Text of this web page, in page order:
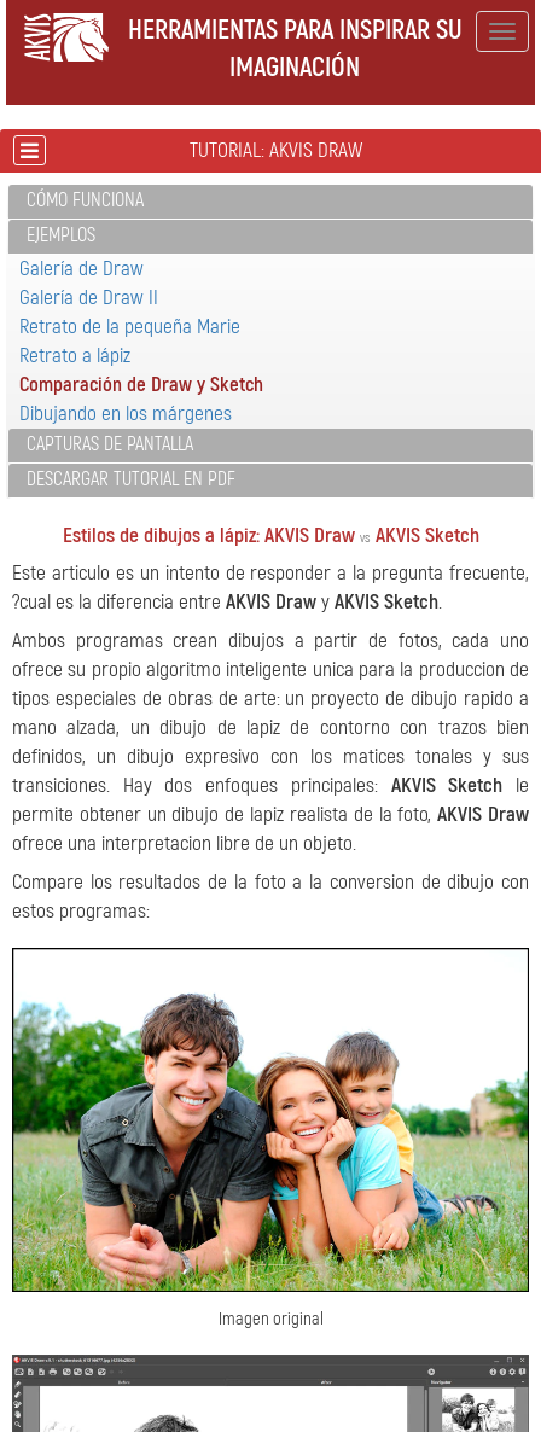
HERRAMIENTAS PARA INSPIRAR SU
IMAGINACIÓN
TUTORIAL: AKVIS DRAW
CÓMO FUNCIONA
EJEMPLOS
Galería de Draw
Galería de Draw II
Retrato de la pequeña Marie
Retrato a lápiz
Comparación de Draw y Sketch
Dibujando en los márgenes
CAPTURAS DE PANTALLA
DESCARGAR TUTORIAL EN PDF
Estilos de dibujos a lápiz: AKVIS Draw vs AKVIS Sketch
Este articulo es un intento de responder a la pregunta frecuente,
?cual es la diferencia entre AKVIS DrawyAKVIS Sketch.
Ambos programas crean dibujos a partir de fotos, cada uno
ofrece su propio algoritmo inteligente unica para la produccion de
tipos especiales de obras de arte: un proyecto de dibujo rapido a
mano alzada, un dibujo de lapiz de contorno con trazos bien
definidos, un dibujo expresivo con los matices tonales y sus
transiciones. Hay dos enfoques principales: AKVIS Sketch le
permite obtener un dibujo de lapiz realista de la foto,AKVIS Draw
ofrece una interpretacion libre de un objeto.
Compare los resultados de la foto a la conversion de dibujo con
estos programas:
Imagen original